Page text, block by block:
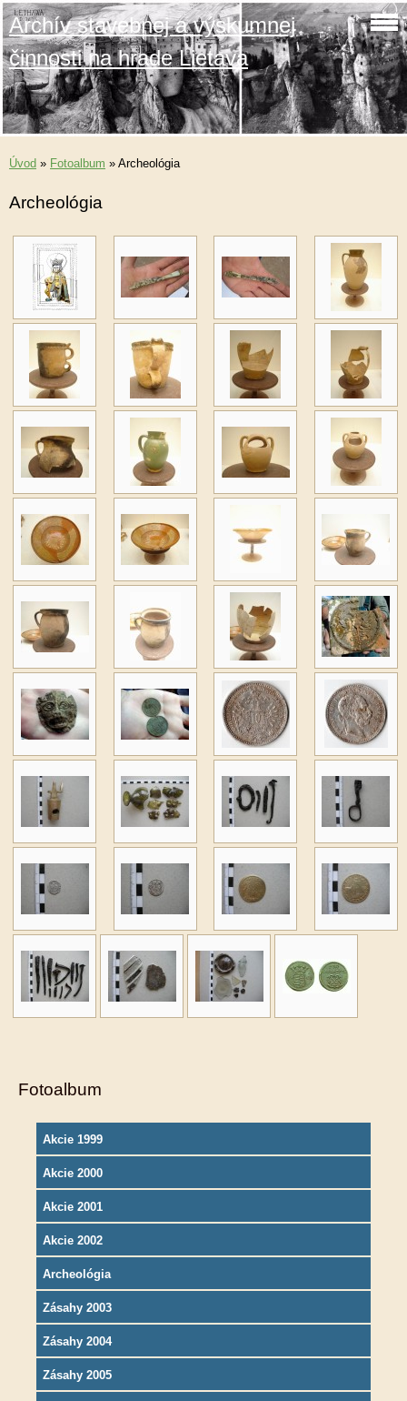
Archív stavebnej a výskumnej
činnosti na hrade Lietava
Úvod » Fotoalbum » Archeológia
Archeológia
Fotoalbum
Akcie 1999
Akcie 2000
Akcie 2001
Akcie 2002
Archeológia
Zásahy 2003
Zásahy 2004
Zásahy 2005